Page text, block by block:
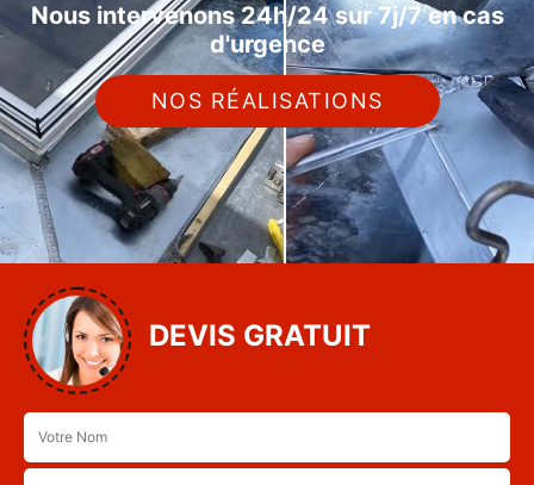
Nous intervenons 24h/24 sur 7j/7 en cas
d'urgence
NOS RÉALISATIONS
DEVIS GRATUIT